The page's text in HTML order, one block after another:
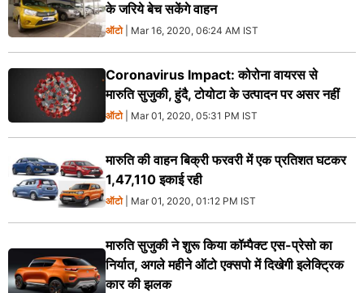
के जरिये बेच सकेंगे वाहन
ऑटो| Mar 16, 2020, 06:24 AM IST
Coronavirus Impact: कोरोना वायरस से
मारुति सुजुकी, हुंदै, टोयोटा के उत्पादन पर असर नहीं
ऑटो| Mar 01, 2020, 05:31 PM IST
मारुति की वाहन बिक्री फरवरी में एक प्रतिशत घटकर
1,47,110 इकाई रही
ऑटो| Mar 01, 2020, 01:12 PM IST
मारुति सुजुकी ने शुरू किया कॉम्पैक्ट एस-प्रेसो का
निर्यात, अगले महीने ऑटो एक्सपो में दिखेगी इलेक्ट्रिक
कार की झलक